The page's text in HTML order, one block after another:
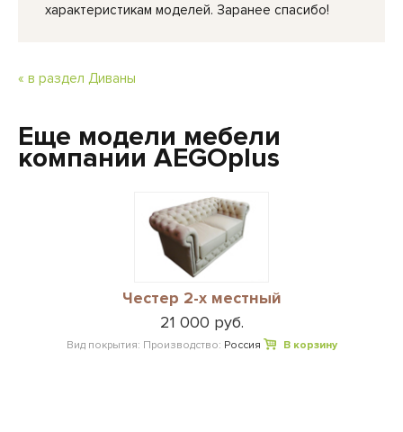
характеристикам моделей. Заранее спасибо!
« в раздел Диваны
Еще модели мебели
компании AEGOplus
Честер 2-х местный
21 000 руб.
Вид покрытия: Производство: Россия В корзину